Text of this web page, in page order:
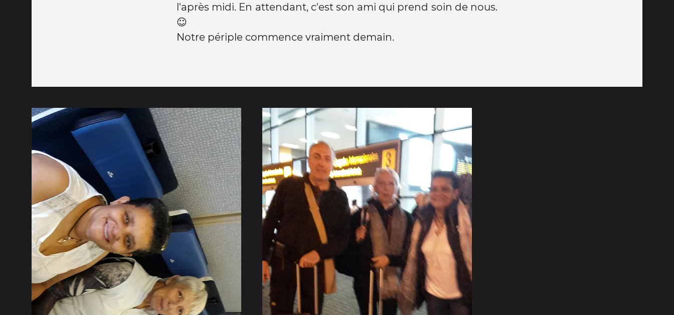
l'après midi. En attendant, c'est son ami qui prend soin de nous.
☺
Notre périple commence vraiment demain.